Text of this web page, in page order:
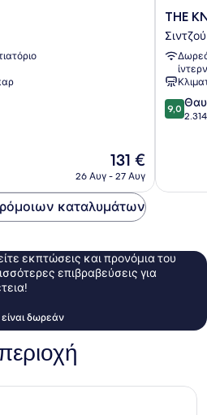
Η
τιμή
131 €
131 €
26 Αυγ - 27 Αυγ
THE
KNOT
TOKYO
Shinjuku
THE
9.0
στα
9,0
καταλυμάτων
εκπτώσεις και προνόμια του
επιβραβεύσεις για
δωρεάν